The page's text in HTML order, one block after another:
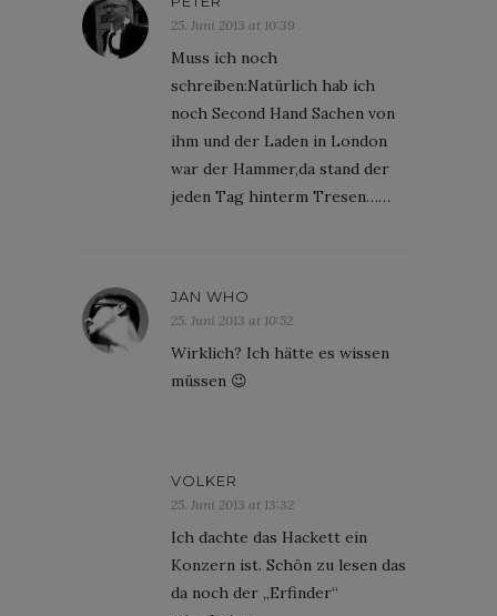
25. Juni 2013 at 10:39
Muss ich noch
schreiben:Natürlich hab ich
noch Second Hand Sachen von
ihm und der Laden in London
war der Hammer,da stand der
jeden Tag hinterm Tresen……
JAN WHO
25. Juni 2013 at 10:52
Wirklich? Ich hätte es wissen
müssen 😉
VOLKER
25. Juni 2013 at 13:32
Ich dachte das Hackett ein
Konzern ist. Schön zu lesen das
da noch der „Erfinder“